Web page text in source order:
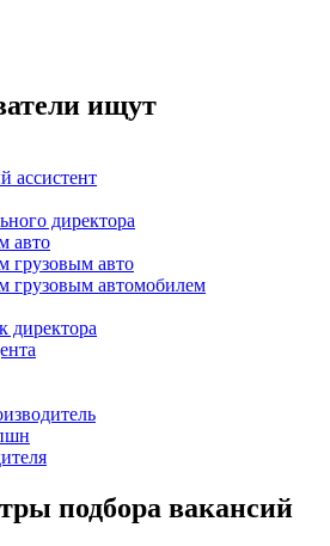
ищут
ассистент
директора
авто
грузовым авто
грузовым автомобилем
подбора вакансий